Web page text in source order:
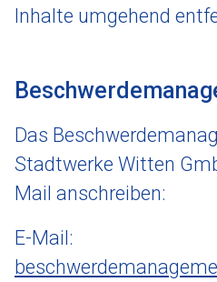
Inhalte umgehend
Das
Stadtwerke Witten
Mail anschreiben:
E-Mail: